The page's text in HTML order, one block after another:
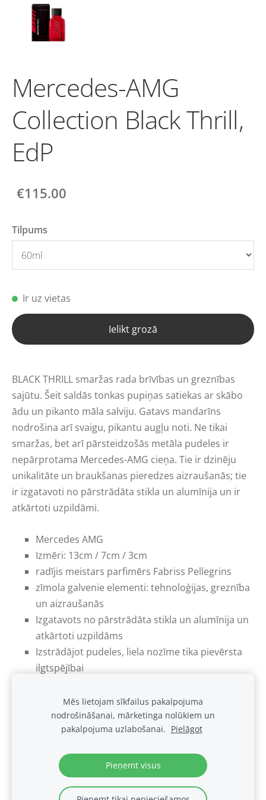
Mercedes-AMG
Collection Black Thrill,
EdP
€115.00
Tilpums
Ir uz vietas
Ielikt grozā
BLACK THRILL smaržas rada brīvības un greznības
sajūtu. Šeit saldās tonkas pupiņas satiekas ar skābo
ādu un pikanto māla salviju. Gatavs mandarīns
nodrošina arī svaigu, pikantu augļu noti. Ne tikai
smaržas, bet arī pārsteidzošās metāla pudeles ir
nepārprotama Mercedes-AMG cieņa. Tie ir dzinēju
unikalitāte un braukšanas pieredzes aizraušanās; tie
ir izgatavoti no pārstrādāta stikla un alumīnija un ir
atkārtoti uzpildāmi.
Mercedes AMG
Izmēri: 13cm / 7cm / 3cm
radījis meistars parfimērs Fabriss Pellegrins
zīmola galvenie elementi: tehnoloģijas, greznība
un aizraušanās
Izgatavots no pārstrādāta stikla un alumīnija un
atkārtoti uzpildāms
Izstrādājot pudeles, liela nozīme tika pievērsta
ilgtspējībai
Sīkdatnes
.
Mēs lietojam sīkfailus pakalpojuma
nodrošināšanai, mārketinga nolūkiem un
pakalpojuma uzlabošanai. Pielāgot
Pieņemt visus